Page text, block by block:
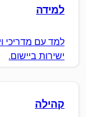
למידה
למד עם מדריכי
ישירות ביישום.
קהילה